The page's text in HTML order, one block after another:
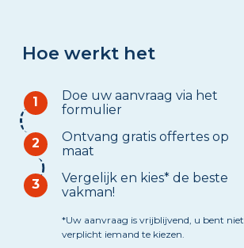
Hoe werkt het
1
Doe uw aanvraag via het
formulier
2
Ontvang gratis offertes op
maat
3
Vergelijk en kies* de beste
vakman!
*Uw aanvraag is vrijblijvend, u bent niet
verplicht iemand te kiezen.